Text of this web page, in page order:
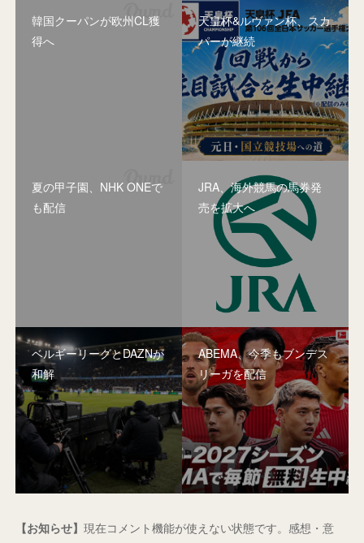
韓国クーパンが欧州CL獲
得へ
天皇杯&ルヴァン杯、スカ
パーが継続
夏の甲子園、NHK ONEで
も配信
JRA、海外競馬の馬券発
売を拡大へ
ベルギーリーグとDAZNが
和解
ABEMA、今季もブンデス
リーガを配信
【お知らせ】 現在コメント機能が使えない状態です。感想・意